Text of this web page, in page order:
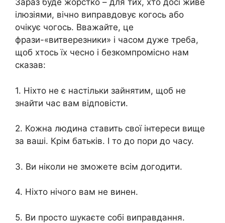
Зараз буде жорстко – для тих, хто досі живе
ілюзіями, вічно виправдовує когось або
очікує чогось. Вважайте, це
фрази-«витверезники» і часом дуже треба,
щоб хтось їх чесно і безкомпромісно нам
сказав:
1. Ніхто не є настільки зайнятим, щоб не
знайти час вам відповісти.
2. Кожна людина ставить свої інтереси вище
за ваші. Крім батьків. І то до пори до часу.
3. Ви ніколи не зможете всім догодити.
4. Ніхто нічого вам не винен.
5. Ви просто шукаєте собі виправдання.